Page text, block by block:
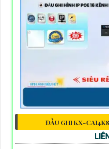
ĐẦU GHI KX-